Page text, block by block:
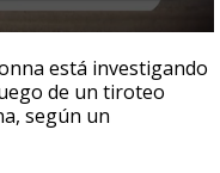
está investigando
de un tiroteo
según un